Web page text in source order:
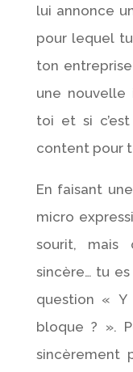
lui annonce
pour lequel
ton
une nouvelle
toi et si
content pour
En faisant
micro
sourit, mais
sincère… tu
question «
bloque ? ».
sincèrement